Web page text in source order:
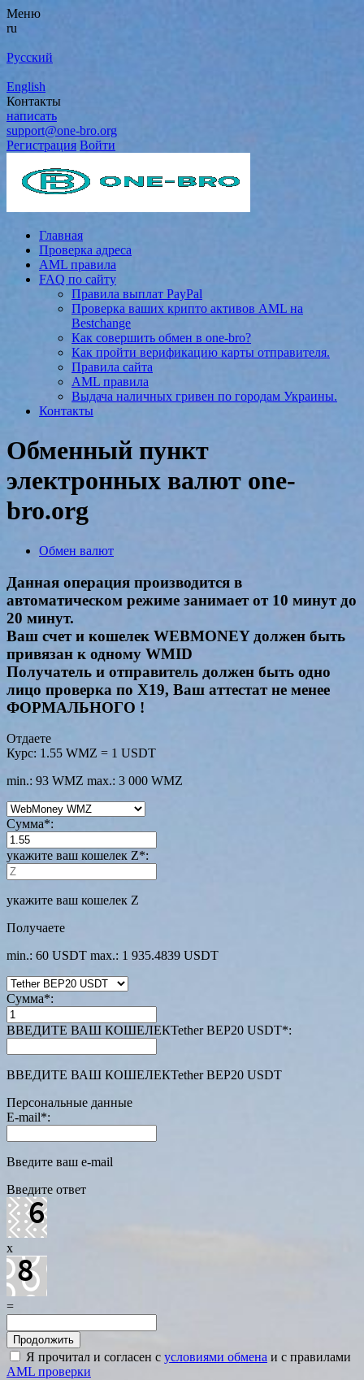
Меню
ru
Русский
English
Контакты
написать
support@one-bro.org
Регистрация Войти
Главная
Проверка адреса
AML правила
FAQ по сайту
Правила выплат PayPal
Проверка ваших крипто активов AML на
Bestchange
Как совершить обмен в one-bro?
Как пройти верификацию карты отправителя.
Правила сайта
AML правила
Выдача наличных гривен по городам Украины.
Контакты
Обменный пункт
электронных валют one-
bro.org
Обмен валют
Данная операция производится в
автоматическом режиме занимает от 10 минут до
20 минут.
Ваш счет и кошелек WEBMONEY должен быть
привязан к одному WMID
Получатель и отправитель должен быть одно
лицо проверка по Х19, Ваш аттестат не менее
ФОРМАЛЬНОГО !
Отдаете
Курс: 1.55 WMZ = 1 USDT
min.: 93 WMZ max.: 3 000 WMZ
Сумма*:
укажите ваш кошелек Z*:
укажите ваш кошелек Z
Получаете
min.: 60 USDT max.: 1 935.4839 USDT
Сумма*:
ВВЕДИТЕ ВАШ КОШЕЛЕКTether BEP20 USDT*:
ВВЕДИТЕ ВАШ КОШЕЛЕКTether BEP20 USDT
Персональные данные
E-mail*:
Введите ваш e-mail
Введите ответ
x
=
Я прочитал и согласен с условиями обмена и с правилами
AML проверки